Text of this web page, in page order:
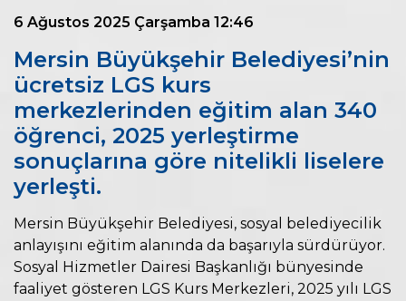
6 Ağustos 2025 Çarşamba 12:46
Mersin Büyükşehir Belediyesi’nin
ücretsiz LGS kurs
merkezlerinden eğitim alan 340
öğrenci, 2025 yerleştirme
sonuçlarına göre nitelikli liselere
yerleşti.
Mersin Büyükşehir Belediyesi, sosyal belediyecilik
anlayışını eğitim alanında da başarıyla sürdürüyor.
Sosyal Hizmetler Dairesi Başkanlığı bünyesinde
faaliyet gösteren LGS Kurs Merkezleri, 2025 yılı LGS